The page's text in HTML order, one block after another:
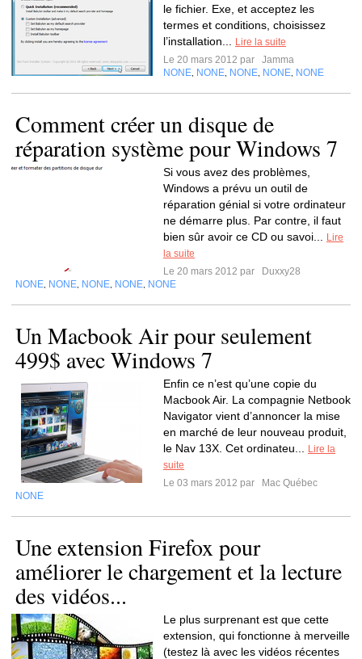
le fichier. Exe, et acceptez les
termes et conditions, choisissez
l’installation...
Lire la suite
Le 20 mars 2012 par
Jamma
NONE NONE NONE NONE NONE
Comment créer un disque de
réparation système pour Windows 7
Si vous avez des problèmes,
Windows a prévu un outil de
réparation génial si votre ordinateur
ne démarre plus. Par contre, il faut
bien sûr avoir ce CD ou savoi...
Lire
la suite
Le 20 mars 2012 par
Duxxy28
NONE NONE NONE NONE NONE
Un Macbook Air pour seulement
499$ avec Windows 7
Enfin ce n’est qu’une copie du
Macbook Air. La compagnie Netbook
Navigator vient d’annoncer la mise
en marché de leur nouveau produit,
le Nav 13X. Cet ordinateu...
Lire la
suite
Le 03 mars 2012 par
Mac Québec
NONE
Une extension Firefox pour
améliorer le chargement et la lecture
des vidéos...
Le plus surprenant est que cette
extension, qui fonctionne à merveille
(testez là avec les vidéos récentes